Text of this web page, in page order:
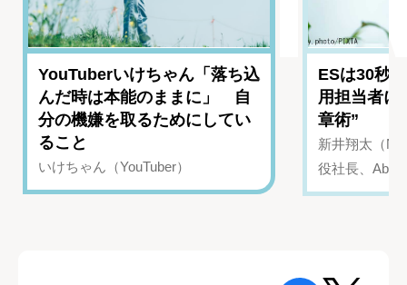
YouTuberいけちゃん「落ち込
んだ時は本能のままに」 自
分の機嫌を取るためにしてい
ること
いけちゃん（YouTuber）
ESは30秒
用担当者に
章術”
新井翔太（
役社長、